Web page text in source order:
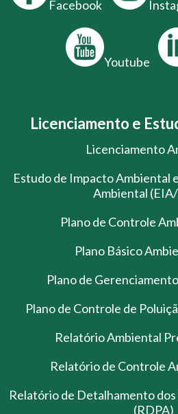
Facebook
Youtube
Licenciamento e
Licenciamento
Estudo de Impacto Ambiental
Ambiental
Plano de Controle
Plano Básico
Plano de
Plano de Controle de
Relatório Ambiental
Relatório de Controle
Relatório de Detalhamento
(RDPA)